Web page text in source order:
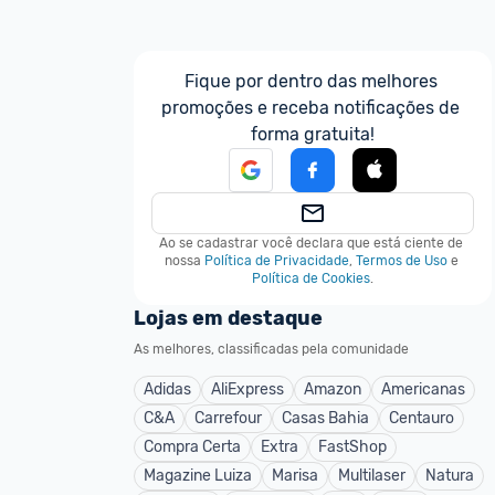
Fique por dentro das melhores
promoções e receba notificações de
forma gratuita!
Ao se cadastrar você declara que está ciente de
nossa Política de Privacidade, Termos de Uso e
Política de Cookies.
Lojas em destaque
As melhores, classificadas pela comunidade
Adidas AliExpress Amazon
Americanas
C&A
Carrefour Casas Bahia
Centauro
Compra Certa
Extra
FastShop
Magazine Luiza
Marisa Multilaser
Natura